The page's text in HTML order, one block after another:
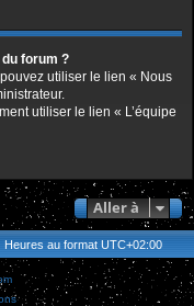
forum ?
utiliser le lien « Nous
utiliser le lien « L’équipe
Aller à
Heures au format UTC+02:00